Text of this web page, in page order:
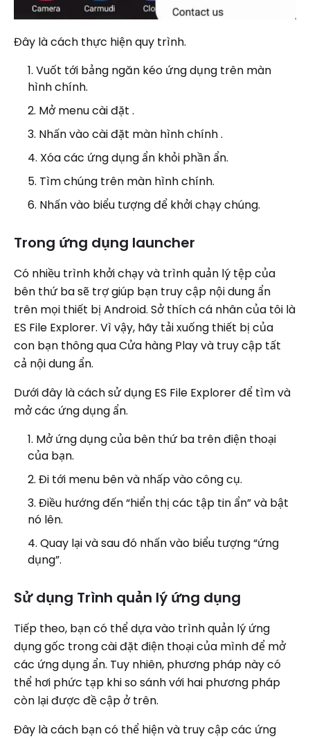
Đây là cách thực hiện quy trình.
Vuốt tới bảng ngăn kéo ứng dụng trên màn
hình chính.
Mở menu cài đặt .
Nhấn vào cài đặt màn hình chính .
Xóa các ứng dụng ẩn khỏi phần ẩn.
Tìm chúng trên màn hình chính.
Nhấn vào biểu tượng để khởi chạy chúng.
Trong ứng dụng launcher
Có nhiều trình khởi chạy và trình quản lý tệp của
bên thứ ba sẽ trợ giúp bạn truy cập nội dung ẩn
trên mọi thiết bị Android. Sở thích cá nhân của tôi là
ES File Explorer. Vì vậy, hãy tải xuống thiết bị của
con bạn thông qua Cửa hàng Play và truy cập tất
cả nội dung ẩn.
Dưới đây là cách sử dụng ES File Explorer để tìm và
mở các ứng dụng ẩn.
Mở ứng dụng của bên thứ ba trên điện thoại
của bạn.
Đi tới menu bên và nhấp vào công cụ.
Điều hướng đến “hiển thị các tập tin ẩn” và bật
nó lên.
Quay lại và sau đó nhấn vào biểu tượng “ứng
dụng”.
Sử dụng Trình quản lý ứng dụng
Tiếp theo, bạn có thể dựa vào trình quản lý ứng
dụng gốc trong cài đặt điện thoại của mình để mở
các ứng dụng ẩn. Tuy nhiên, phương pháp này có
thể hơi phức tạp khi so sánh với hai phương pháp
còn lại được đề cập ở trên.
Đây là cách bạn có thể hiện và truy cập các ứng